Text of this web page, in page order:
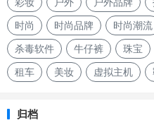
时尚 时尚品牌 时尚潮流
杀毒软件 牛仔裤 珠宝
租车 美妆 虚拟主机
归档